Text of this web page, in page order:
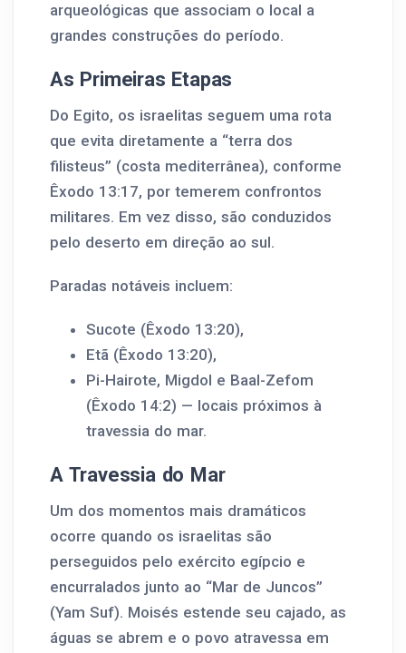
arqueológicas que associam o local a
grandes construções do período.
As Primeiras Etapas
Do Egito, os israelitas seguem uma rota
que evita diretamente a “terra dos
filisteus” (costa mediterrânea), conforme
Êxodo 13:17, por temerem confrontos
militares. Em vez disso, são conduzidos
pelo deserto em direção ao sul.
Paradas notáveis incluem:
Sucote (Êxodo 13:20),
Etã (Êxodo 13:20),
Pi-Hairote, Migdol e Baal-Zefom
(Êxodo 14:2) — locais próximos à
travessia do mar.
A Travessia do Mar
Um dos momentos mais dramáticos
ocorre quando os israelitas são
perseguidos pelo exército egípcio e
encurralados junto ao “Mar de Juncos”
(Yam Suf). Moisés estende seu cajado, as
águas se abrem e o povo atravessa em